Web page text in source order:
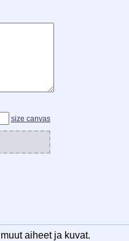
size canvas
muut aiheet ja kuvat.